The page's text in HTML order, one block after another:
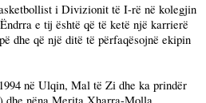
i Divizionit të I-rë në kolegjin
e tij është që të ketë një karrierë
dhe që një ditë të përfaqësojnë ekipin
në Ulqin, Mal të Zi dhe ka prindër